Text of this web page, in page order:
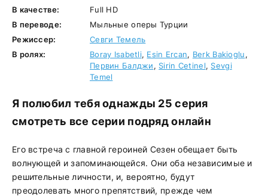
В качестве:
Full HD
В переводе:
Мыльные оперы Турции
Режиссер:
Севги Темель
В ролях:
Boray Isabetli, Esin Ercan, Berk Bakioglu,
Первин Балджи, Sirin Cetinel, Sevgi
Temel
Я полюбил тебя однажды 25 серия
смотреть все серии подряд онлайн
Его встреча с главной героиней Сезен обещает быть
волнующей и запоминающейся. Они оба независимые и
решительные личности, и, вероятно, будут
преодолевать много препятствий, прежде чем